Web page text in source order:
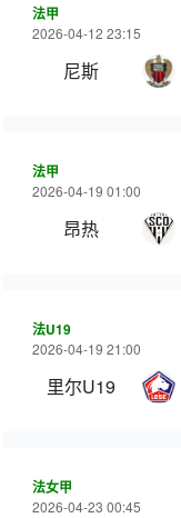
法甲
2026-04-12 23:15
尼斯
法甲
2026-04-19 01:00
昂热
法U19
2026-04-19 21:00
里尔U19
法女甲
2026-04-23 00:45